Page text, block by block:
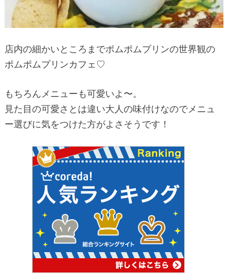
店内の細かいところまでポムポムプリンの世界観の
ポムポムプリンカフェ♡
もちろんメニューも可愛いよ〜。
見た目の可愛さとは違い大人の味付けなのでメニュ
ー選びに気をつけた方がよさそうです！